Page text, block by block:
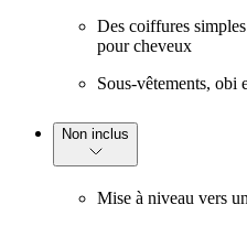
Des coiffures
pour cheveux
Sous-vêtements, obi
Non inclus
Mise à niveau vers